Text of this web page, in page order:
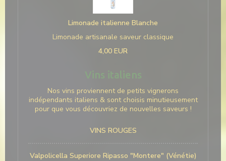
Limonade italienne Blanche
Limonade artisanale saveur classique
4,00 EUR
Vins italiens
Nos vins proviennent de petits vignerons
indépendants italiens & sont choisis minutieusement
pour que vous découvriez de nouvelles saveurs !
VINS ROUGES
Valpolicella Superiore Ripasso "Montere" (Vénétie)